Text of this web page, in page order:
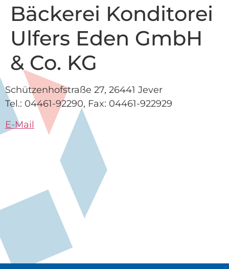
Bäckerei Konditorei
Ulfers Eden GmbH
& Co. KG
Schützenhofstraße 27, 26441 Jever
Tel.: 04461-92290, Fax: 04461-922929
E-Mail